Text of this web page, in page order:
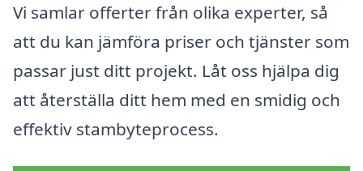
Vi samlar offerter från olika experter, så
att du kan jämföra priser och tjänster som
passar just ditt projekt. Låt oss hjälpa dig
att återställa ditt hem med en smidig och
effektiv stambyteprocess.